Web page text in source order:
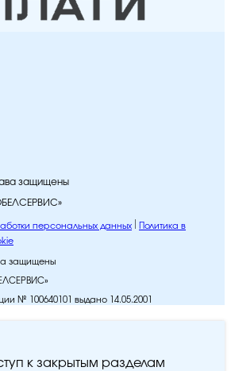
защищены
персональных данных
Политика в
защищены
№ 100640101 выдано 14.05.2001
к закрытым разделам